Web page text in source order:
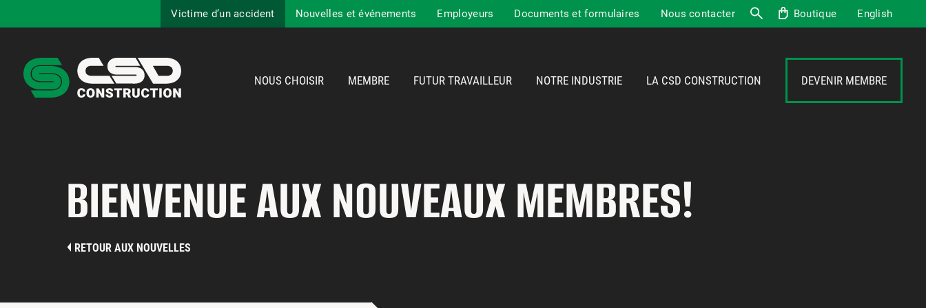
Victime d’un accident Nouvelles et événements Employeurs Documents et formulaires Nous contacter Boutique English
NOUS CHOISIR MEMBRE FUTUR TRAVAILLEUR NOTRE INDUSTRIE LA CSD CONSTRUCTION DEVENIR MEMBRE
BIENVENUE AUX NOUVEAUX MEMBRES!
RETOUR AUX NOUVELLES